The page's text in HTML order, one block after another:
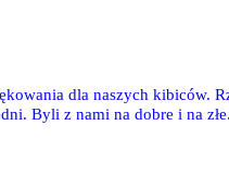
dla naszych kibiców.
Byli z nami na dobre i na